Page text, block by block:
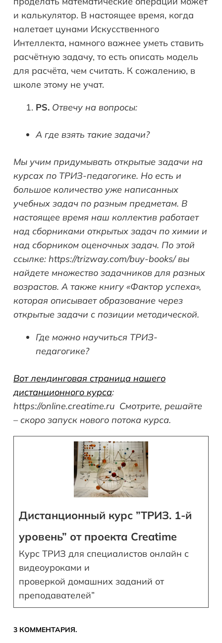
и калькулятор. В настоящее время, когда
налетает цунами Искусственного
Интеллекта, намного важнее уметь ставить
расчётную задачу, то есть описать модель
для расчёта, чем считать. К сожалению, в
школе этому не учат.
PS. Отвечу на вопросы:
А где взять такие задачи?
Мы учим придумывать открытые задачи на
курсах по ТРИЗ-педагогике. Но есть и
большое количество уже написанных
учебных задач по разным предметам. В
настоящее время наш коллектив работает
над сборниками открытых задач по химии и
над сборником оценочных задач. По этой
ссылке: https://trizway.com/buy-books/ вы
найдете множество задачников для разных
возрастов. А также книгу «Фактор успеха»,
которая описывает образование через
открытые задачи с позиции методической.
Где можно научиться ТРИЗ-
педагогике?
Вот лендинговая страница нашего
дистанционного курса:
https://online.creatime.ru Смотрите, решайте
– скоро запуск нового потока курса.
Дистанционный курс ”ТРИЗ. 1-й
уровень” от проекта Creatime
Курс ТРИЗ для специалистов онлайн с
видеоуроками и
проверкой домашних заданий от
преподавателей”
3 КОММЕНТАРИЯ.